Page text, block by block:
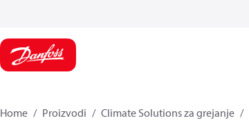
Home Proizvodi Climate Solutions za grejanje